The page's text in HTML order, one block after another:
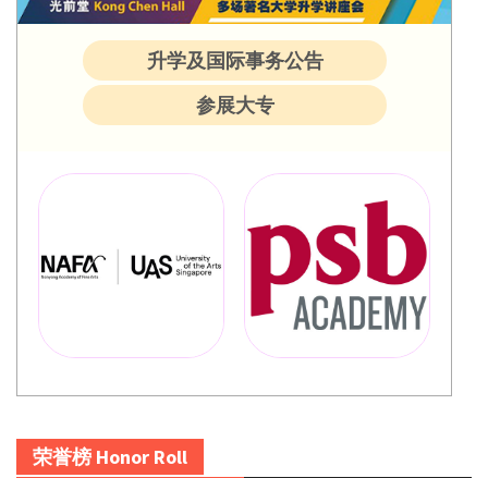
升学及国际事务公告
参展大专
荣誉榜 Honor Roll